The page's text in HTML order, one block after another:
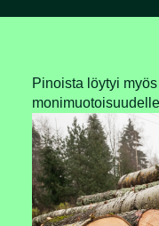
Pinoista löytyi